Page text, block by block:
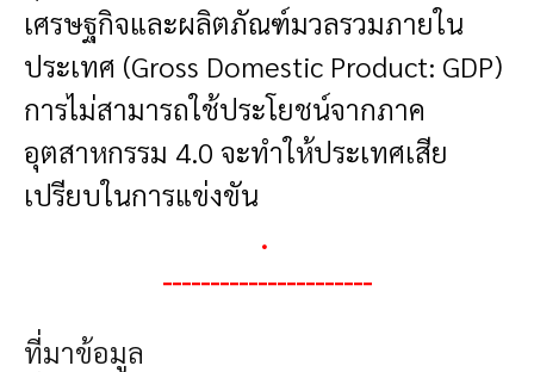
เศรษฐกิจและผลิตภัณฑ์มวลรวมภายใน
ประเทศ (Gross Domestic Product: GDP)
การไม่สามารถใช้ประโยชน์จากภาค
อุตสาหกรรม 4.0 จะทำให้ประเทศเสีย
เปรียบในการแข่งขัน
.
----------------------
ที่มาข้อมูล